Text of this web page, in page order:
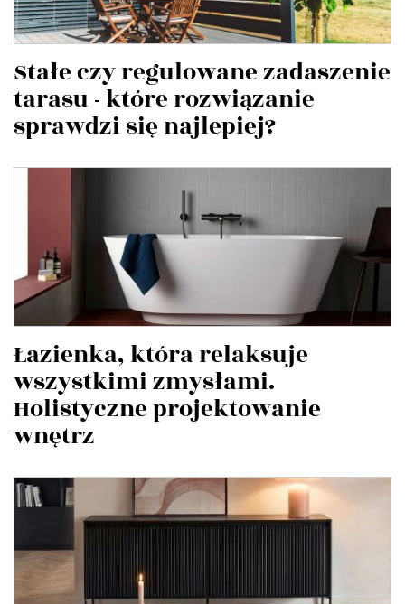
Stałe czy regulowane zadaszenie
tarasu - które rozwiązanie
sprawdzi się najlepiej?
Łazienka, która relaksuje
wszystkimi zmysłami.
Holistyczne projektowanie
wnętrz